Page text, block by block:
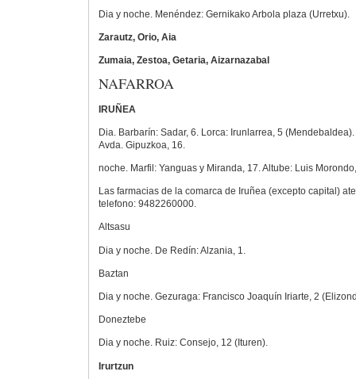
Dia y noche. Menéndez: Gernikako Arbola plaza (Urretxu).
Zarautz, Orio, Aia
Zumaia, Zestoa, Getaria, Aizarnazabal
NAFARROA
IRUÑEA
Dia. Barbarín: Sadar, 6. Lorca: Irunlarrea, 5
Avda. Gipuzkoa, 16.
noche. Marfil: Yanguas y Miranda, 17. Altube: Luis
Las farmacias de la comarca de Iruñea (excepto capital)
telefono: 9482260000.
Altsasu
Dia y noche. De Redín: Alzania, 1.
Baztan
Dia y noche. Gezuraga: Francisco Joaquín Iriarte, 2
Doneztebe
Dia y noche. Ruiz: Consejo, 12 (Ituren).
Irurtzun